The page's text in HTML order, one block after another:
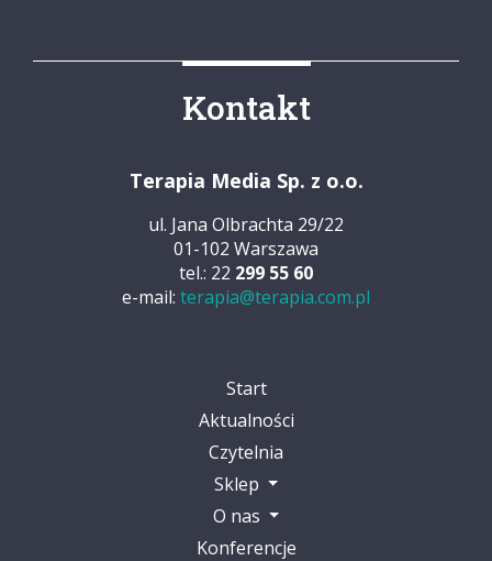
Kontakt
Terapia Media Sp. z o.o.
ul. Jana Olbrachta 29/22
01-102 Warszawa
tel.: 22 299 55 60
e-mail: terapia@terapia.com.pl
Start
Aktualności
Czytelnia
Sklep
O nas
Konferencje